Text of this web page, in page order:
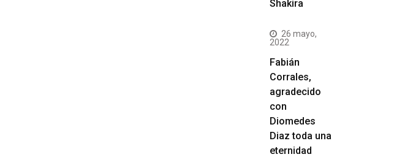
Shakira
26 mayo,
2022
Fabián
Corrales,
agradecido
con
Diomedes
Diaz toda una
eternidad